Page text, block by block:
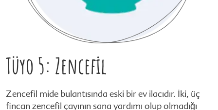
Tüyo 5: Zencefil
Zencefil mide bulantısında eski bir ev ilacıdır. İki, üç
fincan zencefil çayının sana yardımı olup olmadığı